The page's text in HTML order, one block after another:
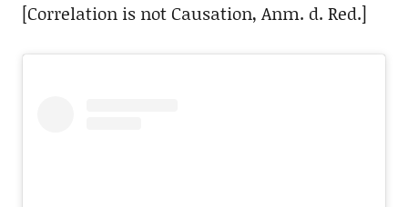
[Correlation is not Causation, Anm. d. Red.]